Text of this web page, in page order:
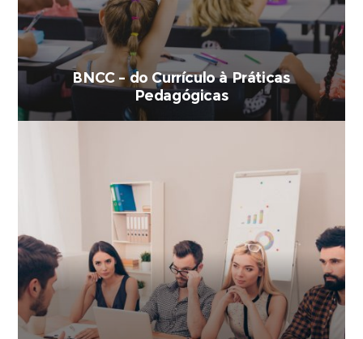
BNCC – do Currículo à Práticas
Pedagógicas